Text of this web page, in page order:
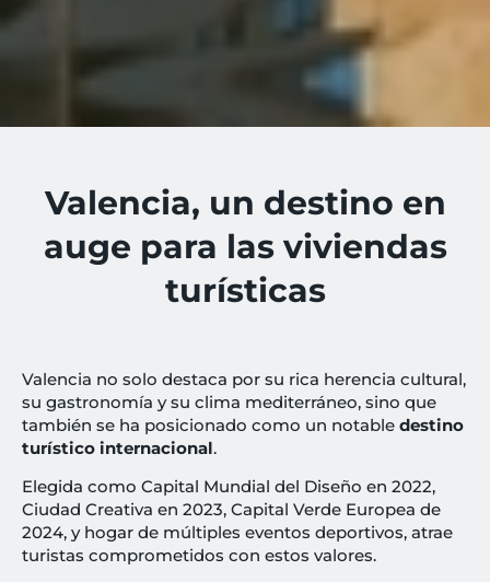
Valencia, un destino en
auge para las viviendas
turísticas
Valencia no solo destaca por su rica herencia cultural,
su gastronomía y su clima mediterráneo, sino que
también se ha posicionado como un notable destino
turístico internacional.
Elegida como Capital Mundial del Diseño en 2022,
Ciudad Creativa en 2023, Capital Verde Europea de
2024, y hogar de múltiples eventos deportivos, atrae
turistas comprometidos con estos valores.